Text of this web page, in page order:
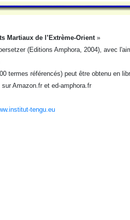
Martiaux de l’Extrème-Orient»
(Editions Amphora, 2004), avec
termes référencés) peut être obtenu en
Amazon.fr et ed-amphora.fr
tengu.eu